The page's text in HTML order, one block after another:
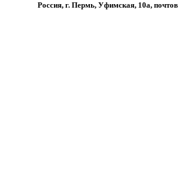
Россия, г. Пермь, Уфимская, 10а,